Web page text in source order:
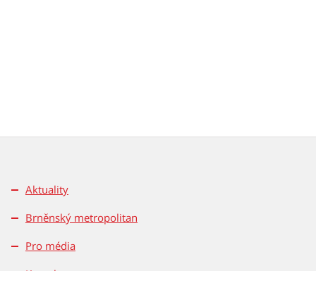
Aktuality
Brněnský metropolitan
Pro média
Kontakty